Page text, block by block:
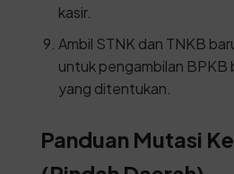
kasir.
Ambil STNK dan TNKB
untuk pengambilan BPKB
yang ditentukan.
Panduan Mutasi